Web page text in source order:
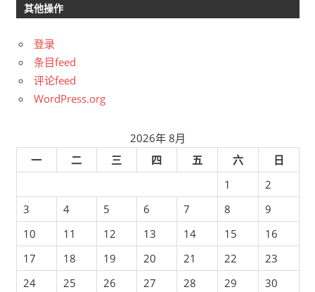
其他操作
登录
条目feed
评论feed
WordPress.org
2026年 8月
一
二 三 四 五 六
日
1
2
3
4 5 6 7 8
9
10
11 12 13 14 15
16
17
18 19 20 21 22
23
24
25 26 27 28 29
30